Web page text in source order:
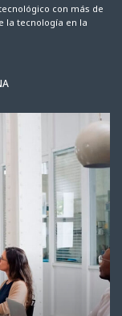
con más de
la tecnología en la